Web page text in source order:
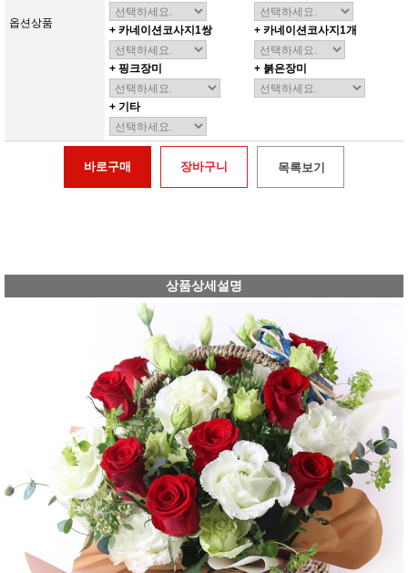
옵션상품
+ 카네이션코사지1쌍 + 카네이션코사지1개
+ 핑크장미 + 붉은장미
+ 기타
바로구매 장바구니 목록보기
상품상세설명